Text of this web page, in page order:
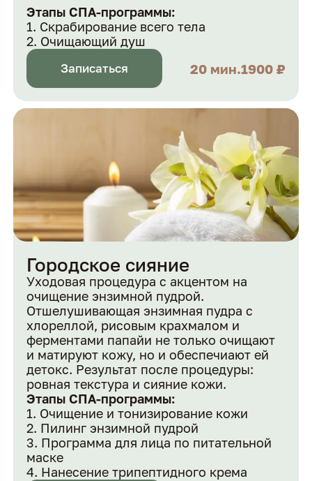
Этапы СПА-программы:
Скрабирование всего тела
Очищающий душ
Записаться 20 мин.1900 ₽
Городское сияние
Уходовая процедура с акцентом на
очищение энзимной пудрой.
Отшелушивающая энзимная пудра с
хлореллой, рисовым крахмалом и
ферментами папайи не только очищают
и матируют кожу, но и обеспечиают ей
детокс. Результат после процедуры:
ровная текстура и сияние кожи.
Этапы СПА-программы:
Очищение и тонизирование кожи
Пилинг энзимной пудрой
Программа для лица по питательной
маске
Нанесение трипептидного крема